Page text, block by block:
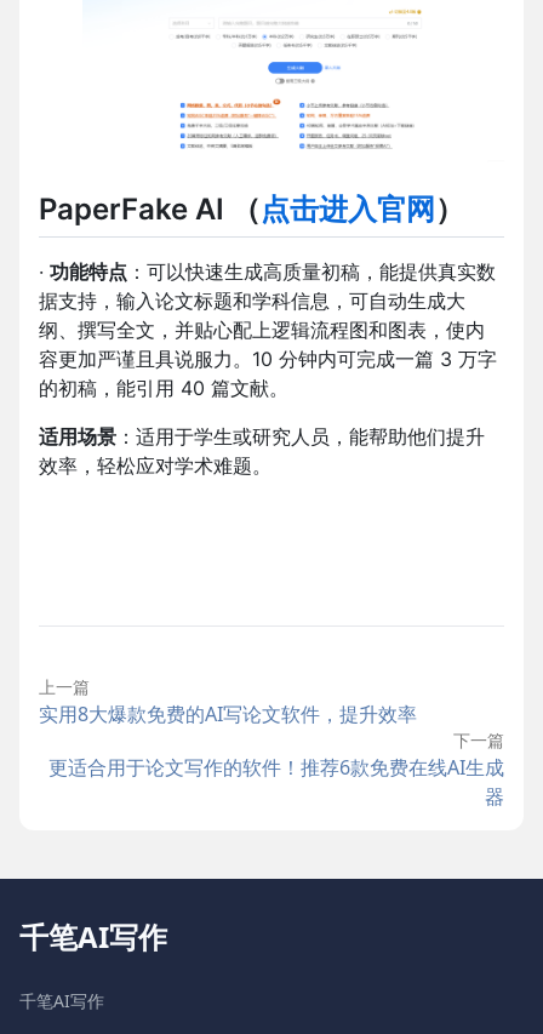
PaperFake AI （点击进入官网）
· 功能特点 ：可以快速生成高质量初稿，能提供真实数
据支持，输入论文标题和学科信息，可自动生成大
纲、撰写全文，并贴心配上逻辑流程图和图表，使内
容更加严谨且具说服力。10 分钟内可完成一篇 3 万字
的初稿，能引用 40 篇文献。
适用场景 ：适用于学生或研究人员，能帮助他们提升
效率，轻松应对学术难题。
上一篇
实用8大爆款免费的AI写论文软件，提升效率
下一篇
更适合用于论文写作的软件！推荐6款免费在线AI生成
器
千笔AI写作
千笔AI写作